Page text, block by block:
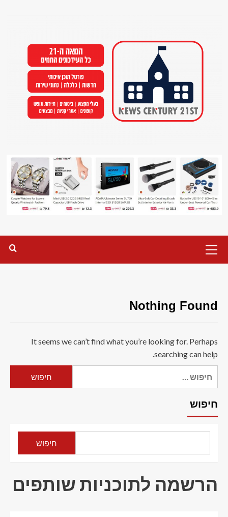
Menu
Nothing Found
It seems we can’t find what you’re looking for. Perhaps
searching can help.
חיפוש
חיפוש
הרשמה לתוכניות שותפים